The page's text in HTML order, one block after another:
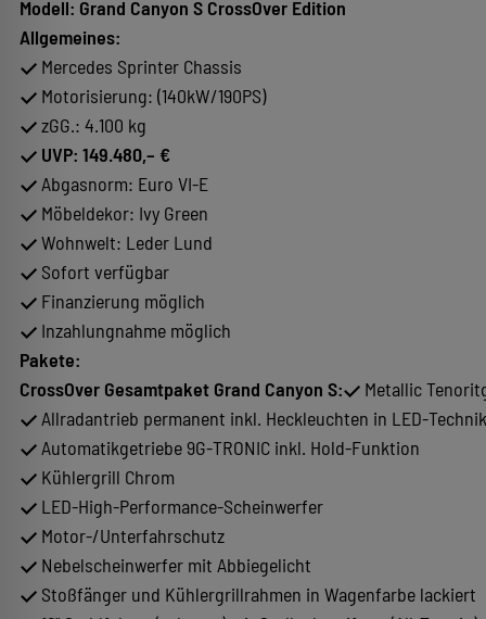
Modell: Grand Canyon S CrossOver Edition
Allgemeines:
Mercedes Sprinter Chassis
Motorisierung: (140kW/190PS)
zGG.: 4.100 kg
UVP: 149.480,– €
Abgasnorm: Euro VI-E
Möbeldekor: Ivy Green
Wohnwelt: Leder Lund
Sofort verfügbar
Finanzierung möglich
Inzahlungnahme möglich
Pakete:
CrossOver Gesamtpaket Grand Canyon S:
Metallic
Allradantrieb permanent inkl. Heckleuchten in LED-Technik
Automatikgetriebe 9G-TRONIC inkl. Hold-Funktion
Kühlergrill Chrom
LED-High-Performance-Scheinwerfer
Motor-/Unterfahrschutz
Nebelscheinwerfer mit Abbiegelicht
Stoßfänger und Kühlergrillrahmen in Wagenfarbe lackiert